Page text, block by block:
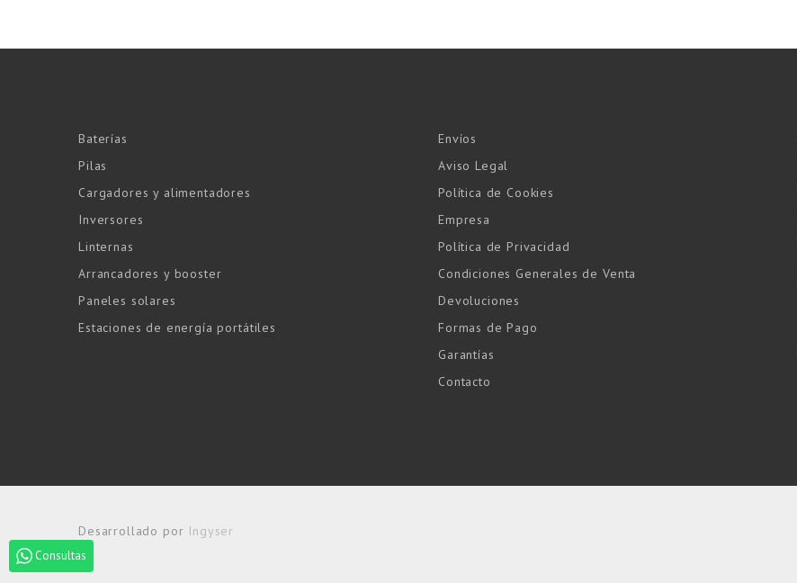
Consultas
Baterías
Pilas
Cargadores y alimentadores
Inversores
Linternas
Arrancadores y booster
Paneles solares
Estaciones de energía portátiles
Envíos
Aviso Legal
Política de Cookies
Empresa
Política de Privacidad
Condiciones Generales de Venta
Devoluciones
Formas de Pago
Garantías
Contacto
Desarrollado por Ingyser